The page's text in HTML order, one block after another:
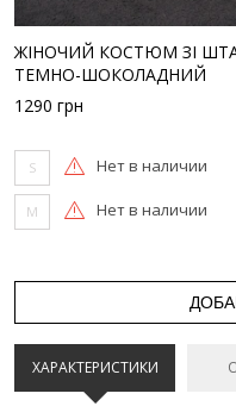
ЖІНОЧИЙ КОСТЮМ ЗІ
ТЕМНО-ШОКОЛАДНИЙ
1290 грн
S Нет в наличии
M Нет в наличии
ХАРАКТЕРИСТИКИ